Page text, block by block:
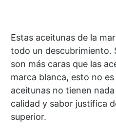
Estas aceitunas de la
todo un descubrimiento.
son más caras que las
marca blanca, esto no
aceitunas no tienen
calidad y sabor justifica
superior.